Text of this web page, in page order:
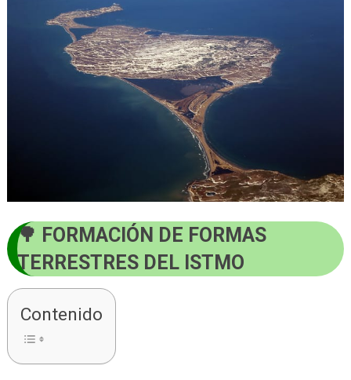
FORMACIÓN DE FORMAS
TERRESTRES DEL ISTMO
Contenido